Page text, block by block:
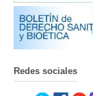
Redes sociales